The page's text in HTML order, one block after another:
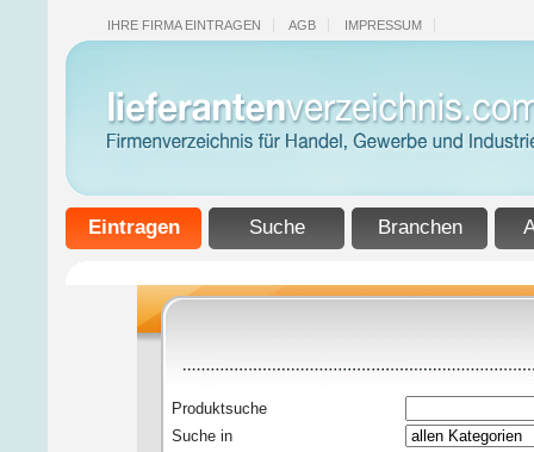
IHRE FIRMA EINTRAGEN AGB IMPRESSUM
Eintragen Suche Branchen
Produktsuche
Suche in